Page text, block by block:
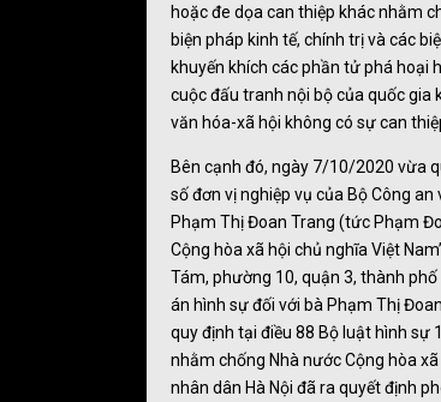
hoặc đe dọa can thiệp khác nhằm
biện pháp kinh tế, chính trị và các
khuyến khích các phần tử phá hoại
cuộc đấu tranh nội bộ của quốc gia
văn hóa-xã hội không có sự can
Bên cạnh đó, ngày 7/10/2020 vừa
số đơn vị nghiệp vụ của Bộ Công
Phạm Thị Đoan Trang (tức Phạm
Cộng hòa xã hội chủ nghĩa Việt
Tám, phường 10, quận 3, thành
án hình sự đối với bà Phạm Thị
quy định tại điều 88 Bộ luật hình sự
nhằm chống Nhà nước Cộng hòa
nhân dân Hà Nội đã ra quyết định